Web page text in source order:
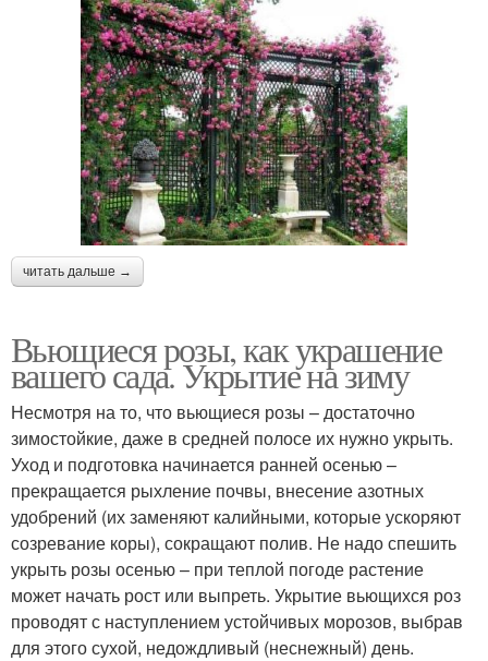
читать дальше →
Вьющиеся розы, как украшение
вашего сада. Укрытие на зиму
Несмотря на то, что вьющиеся розы – достаточно
зимостойкие, даже в средней полосе их нужно укрыть.
Уход и подготовка начинается ранней осенью –
прекращается рыхление почвы, внесение азотных
удобрений (их заменяют калийными, которые ускоряют
созревание коры), сокращают полив. Не надо спешить
укрыть розы осенью – при теплой погоде растение
может начать рост или выпреть. Укрытие вьющихся роз
проводят с наступлением устойчивых морозов, выбрав
для этого сухой, недождливый (неснежный) день.